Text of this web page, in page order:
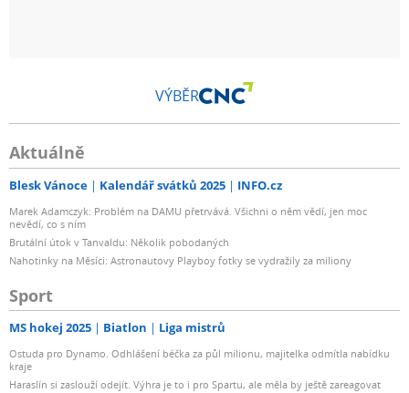
VÝBĚR
Aktuálně
Blesk Vánoce Kalendář svátků 2025 INFO.cz
Marek Adamczyk: Problém na DAMU přetrvává. Všichni o něm vědí, jen moc
nevědí, co s ním
Brutální útok v Tanvaldu: Několik pobodaných
Nahotinky na Měsíci: Astronautovy Playboy fotky se vydražily za miliony
Sport
MS hokej 2025 Biatlon Liga mistrů
Ostuda pro Dynamo. Odhlášení béčka za půl milionu, majitelka odmítla nabídku
kraje
Haraslín si zaslouží odejít. Výhra je to i pro Spartu, ale měla by ještě zareagovat